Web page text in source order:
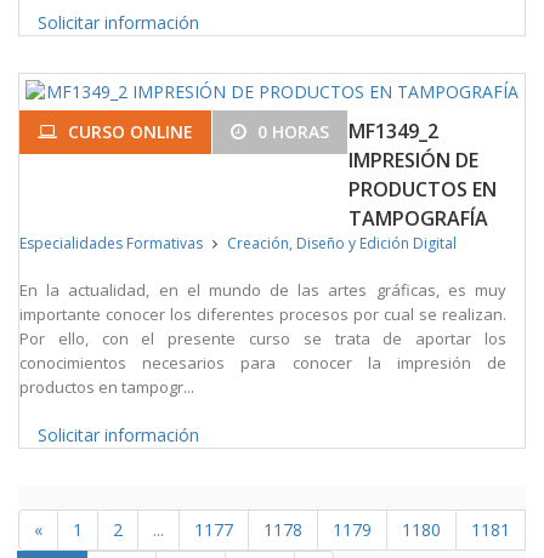
Solicitar información
CURSO ONLINE 0 HORAS
MF1349_2
IMPRESIÓN DE
PRODUCTOS EN
TAMPOGRAFÍA
Especialidades Formativas Creación, Diseño y Edición Digital
En la actualidad, en el mundo de las artes gráficas, es muy
importante conocer los diferentes procesos por cual se realizan.
Por ello, con el presente curso se trata de aportar los
conocimientos necesarios para conocer la impresión de
productos en tampogr...
Solicitar información
« 1 2 ... 1177 1178 1179 1180
1181